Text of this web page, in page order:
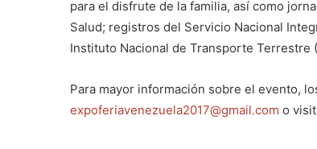
para el disfrute de la familia, así como
Salud; registros del Servicio Nacional
Instituto Nacional de Transporte Terrestre
Para mayor información sobre el evento,
expoferiavenezuela2017@gmail.com o